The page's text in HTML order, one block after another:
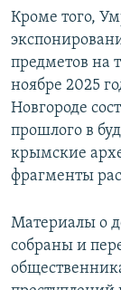
Кроме того,
предметов на
ноябре 2025
Новгороде
прошлого в
крымские
фрагменты
Материалы о
собраны и